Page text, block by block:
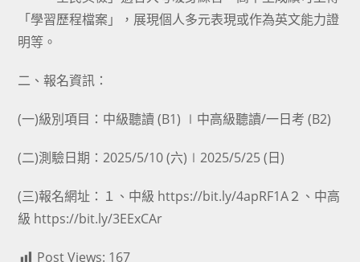
「學習歷程檔案」，展現個人多元表現或作為英文能力證
明等。
二、報名資訊：
(一)級別項目：中級聽讀 (B1) ∣中高級聽讀/一日考 (B2)
(二)測驗日期：2025/5/10 (六)∣2025/5/25 (日)
(三)報名網址：１、中級 https://bit.ly/4apRF1A２、中高
級 https://bit.ly/3EExCAr
Post Views: 167